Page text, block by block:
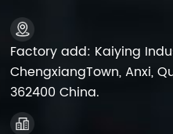
Elektromotoren usw.
verwendet.
Factory add: Kaiying
ChengxiangTown, Anxi,
362400 China.